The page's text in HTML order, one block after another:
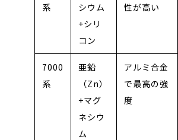
系
シウム
+シリ
コン
性が高い
7000
系
亜鉛
（Zn）
+マグ
ネシウ
ム
アルミ合金
で最高の強
度